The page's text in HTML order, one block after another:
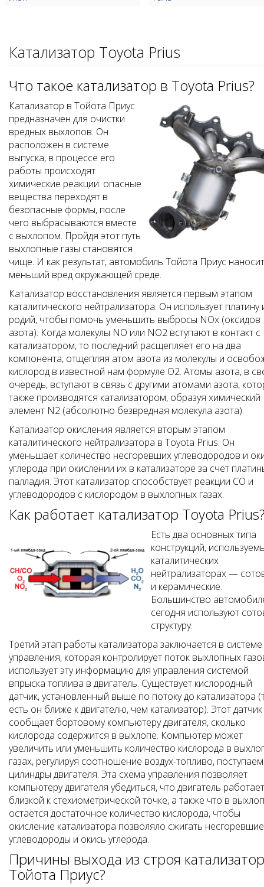
Катализатор Toyota Prius
Что такое катализатор в Toyota Prius?
Катализатор в Тойота Приус
предназначен для очистки
вредных выхлопов. Он
расположен в системе
выпуска, в процессе его
работы происходят
химические реакции: опасные
вещества переходят в
безопасные формы, после
чего выбрасываются вместе
с выхлопом. Пройдя этот путь
выхлопные газы становятся
чище. И как результат, автомобиль Тойота Приус наносит
меньший вред окружающей среде.
Катализатор восстановления является первым этапом
каталитического нейтрализатора. Он использует платину
родий, чтобы помочь уменьшить выбросы NOx (оксидов
азота). Когда молекулы NO или NO2 вступают в контакт с
катализатором, то последний расщепляет его на два
компонента, отщепляя атом азота из молекулы и
кислород в известной нам формуле O2. Атомы азота, в
очередь, вступают в связь с другими атомами азота,
также производятся катализатором, образуя химический
элемент N2 (абсолютно безвредная молекула азота).
Катализатор окисления является вторым этапом
каталитического нейтрализатора в Toyota Prius. Он
уменьшает количество несгоревших углеводородов и
углерода при окислении их в катализаторе за счёт
палладия. Этот катализатор способствует реакции СО и
углеводородов с кислородом в выхлопных газах.
Как работает катализатор Toyota
Есть два основных типа
конструкций,
каталитических
нейтрализаторах —
и керамические.
Большинство
сегодня используют
структуру.
Третий этап работы катализатора заключается в системе
управления, которая контролирует поток выхлопных
использует эту информацию для управления системой
впрыска топлива в двигатель. Существует кислородный
датчик, установленный выше по потоку до катализатора
есть он ближе к двигателю, чем катализатор). Этот датчик
сообщает бортовому компьютеру двигателя, сколько
кислорода содержится в выхлопе. Компьютер может
увеличить или уменьшить количество кислорода в
газах, регулируя соотношение воздух-топливо,
цилиндры двигателя. Эта схема управления позволяет
компьютеру двигателя убедиться, что двигатель
близкой к стехиометрической точке, а также что в
остаётся достаточное количество кислорода, чтобы
окисление катализатора позволяло сжигать несгоревшие
углеводороды и окись углерода.
Причины выхода из строя
Тойота Приус?